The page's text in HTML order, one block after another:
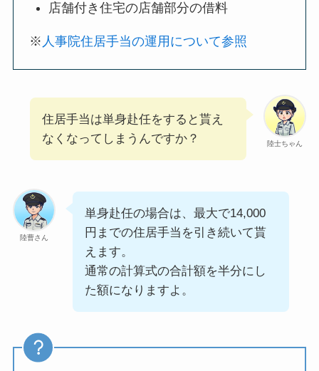
店舗付き住宅の店舗部分の借料
※ 人事院住居手当の運用について参照
陸士ちゃん
住居手当は単身赴任をすると貰え
なくなってしまうんですか？
陸曹さん
単身赴任の場合は、最大で14,000
円までの住居手当を引き続いて貰
えます。
通常の計算式の合計額を半分にし
た額になりますよ。